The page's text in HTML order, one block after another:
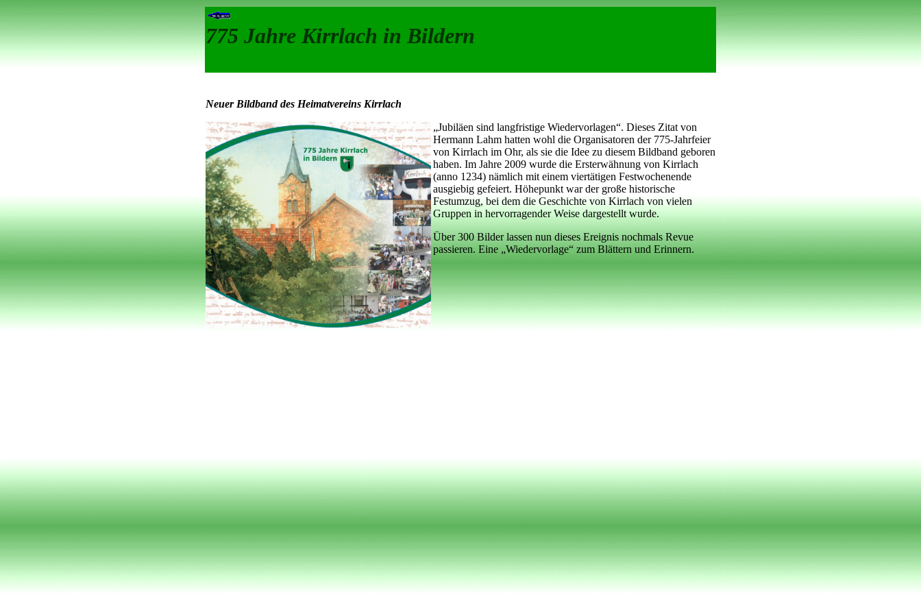
775 Jahre Kirrlach in Bildern
Neuer Bildband des Heimatvereins Kirrlach
„Jubiläen sind langfristige Wiedervorlagen“. Dieses Zitat von
Hermann Lahm hatten wohl die Organisatoren der 775-Jahrfeier
von Kirrlach im Ohr, als sie die Idee zu diesem Bildband geboren
haben. Im Jahre 2009 wurde die Ersterwähnung von Kirrlach
(anno 1234) nämlich mit einem viertätigen Festwochenende
ausgiebig gefeiert. Höhepunkt war der große historische
Festumzug, bei dem die Geschichte von Kirrlach von vielen
Gruppen in hervorragender Weise dargestellt wurde.
Über 300 Bilder lassen nun dieses Ereignis nochmals Revue
passieren. Eine „Wiedervorlage“ zum Blättern und Erinnern.